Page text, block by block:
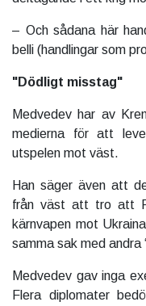
– Och sådana här
belli (handlingar som
"Dödligt misstag"
Medvedev har av
medierna för att
utspelen mot väst.
Han säger även att
från väst att tro att
kärnvapen mot
samma sak med andra
Medvedev gav inga
Flera diplomater